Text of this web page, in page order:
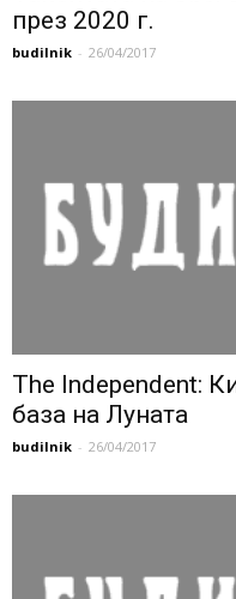
през 2020 г.
budilnik - 26/04/2017
The Independent:
база на Луната
budilnik - 26/04/2017